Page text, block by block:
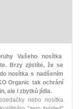
Vašeho nosítka
Brzy zjistíte, že se
nosítka s nadšením
Organic tak ochrání
ale i zbytků jídla.
nebo nosítka